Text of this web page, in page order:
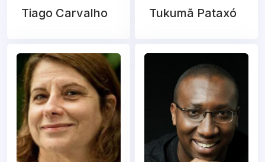
Tiago Carvalho Tukumã Pataxó